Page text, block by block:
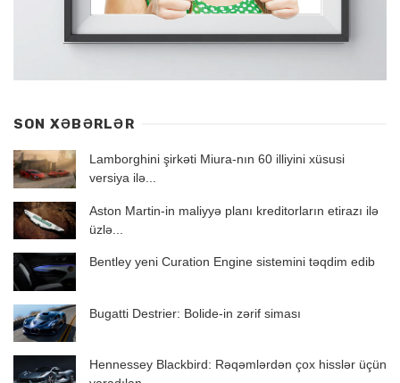
SON XƏBƏRLƏR
Lamborghini şirkəti Miura-nın 60 illiyini xüsusi
versiya ilə...
Aston Martin-in maliyyə planı kreditorların etirazı ilə
üzlə...
Bentley yeni Curation Engine sistemini təqdim edib
Bugatti Destrier: Bolide-in zərif siması
Hennessey Blackbird: Rəqəmlərdən çox hisslər üçün